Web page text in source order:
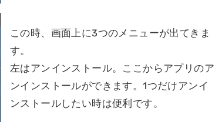
この時、画面上に3つのメニューが出てきま
す。
左はアンインストール。ここからアプリのア
ンインストールができます。1つだけアンイ
ンストールしたい時は便利です。